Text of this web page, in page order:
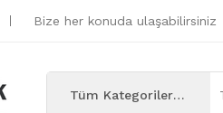
Bize her konuda ulaşabilirsiniz
Tüm Kategoriler